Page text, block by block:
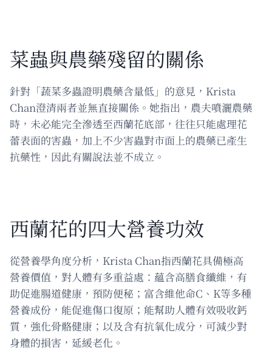
菜蟲與農藥殘留的關係
針對「蔬菜多蟲證明農藥含量低」的意見，Krista
Chan澄清兩者並無直接關係。她指出，農夫噴灑農藥
時，未必能完全滲透至西蘭花底部，往往只能處理花
蕾表面的害蟲，加上不少害蟲對市面上的農藥已產生
抗藥性，因此有關說法並不成立。
西蘭花的四大營養功效
從營養學角度分析，Krista Chan指西蘭花具備極高
營養價值，對人體有多重益處：蘊含高膳食纖維，有
助促進腸道健康，預防便秘；富含維他命C、K等多種
營養成份，能促進傷口復原；能幫助人體有效吸收鈣
質，強化骨骼健康；以及含有抗氧化成分，可減少對
身體的損害，延緩老化。